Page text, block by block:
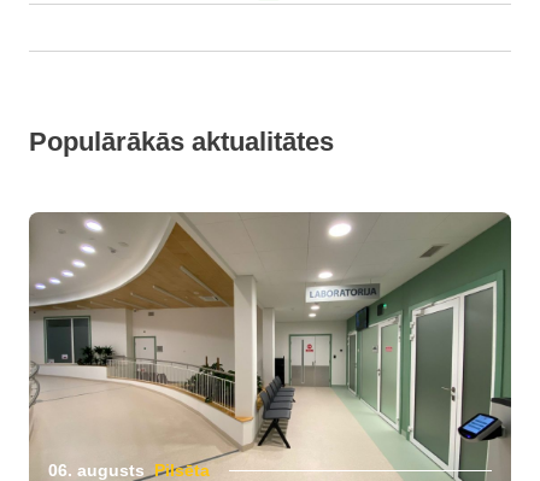
Populārākās aktualitātes
06. augusts Pilsēta